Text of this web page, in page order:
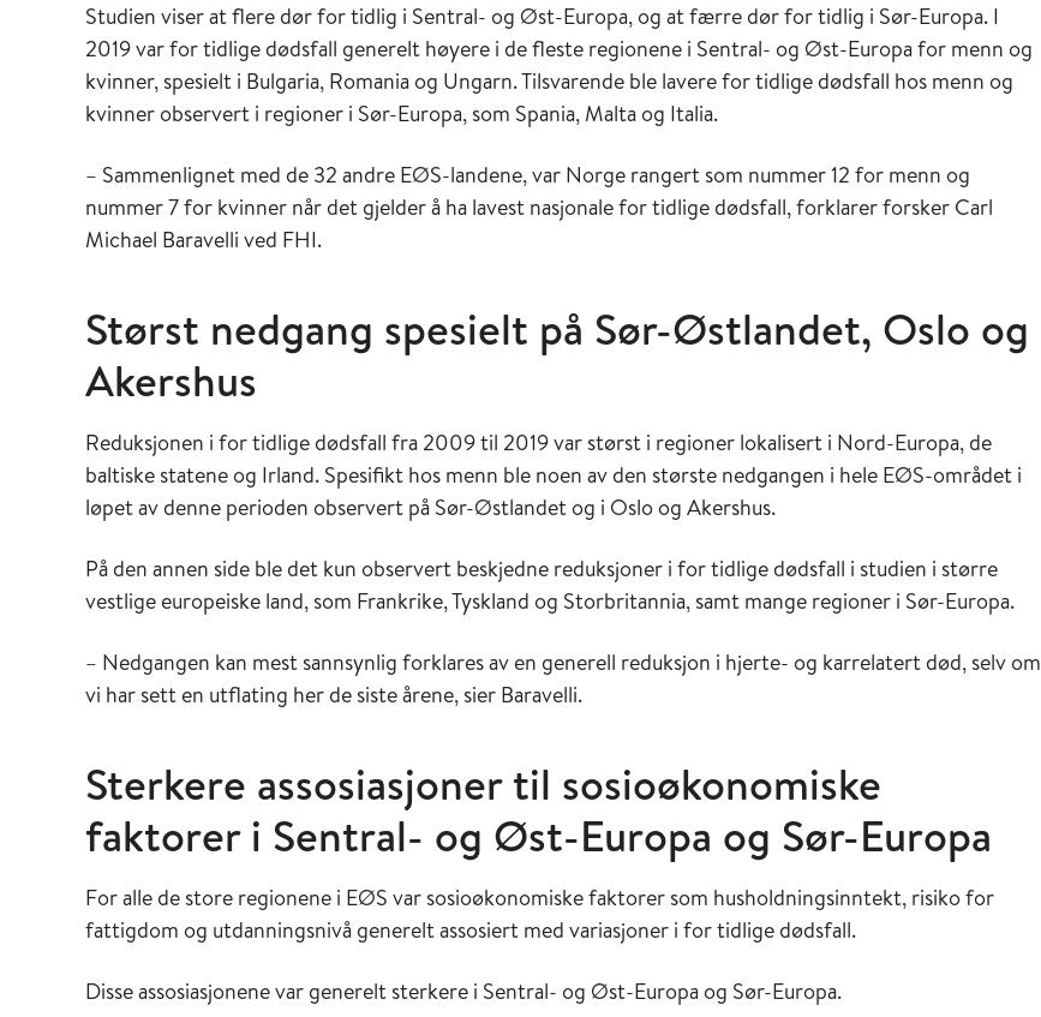
Studien viser at flere dør for tidlig i Sentral- og Øst-Europa, og at færre dør for tidlig i Sør-Europa. I
2019 var for tidlige dødsfall generelt høyere i de fleste regionene i Sentral- og Øst-Europa for menn og
kvinner, spesielt i Bulgaria, Romania og Ungarn. Tilsvarende ble lavere for tidlige dødsfall hos menn og
kvinner observert i regioner i Sør-Europa, som Spania, Malta og Italia.
– Sammenlignet med de 32 andre EØS-landene, var Norge rangert som nummer 12 for menn og
nummer 7 for kvinner når det gjelder å ha lavest nasjonale for tidlige dødsfall, forklarer forsker Carl
Michael Baravelli ved FHI.
Størst nedgang spesielt på Sør-Østlandet, Oslo og
Akershus
Reduksjonen i for tidlige dødsfall fra 2009 til 2019 var størst i regioner lokalisert i Nord-Europa, de
baltiske statene og Irland. Spesifikt hos menn ble noen av den største nedgangen i hele EØS-området i
løpet av denne perioden observert på Sør-Østlandet og i Oslo og Akershus.
På den annen side ble det kun observert beskjedne reduksjoner i for tidlige dødsfall i studien i større
vestlige europeiske land, som Frankrike, Tyskland og Storbritannia, samt mange regioner i Sør-Europa.
– Nedgangen kan mest sannsynlig forklares av en generell reduksjon i hjerte- og karrelatert død, selv om
vi har sett en utflating her de siste årene, sier Baravelli.
Sterkere assosiasjoner til sosioøkonomiske
faktorer i Sentral- og Øst-Europa og Sør-Europa
For alle de store regionene i EØS var sosioøkonomiske faktorer som husholdningsinntekt, risiko for
fattigdom og utdanningsnivå generelt assosiert med variasjoner i for tidlige dødsfall.
Disse assosiasjonene var generelt sterkere i Sentral- og Øst-Europa og Sør-Europa.